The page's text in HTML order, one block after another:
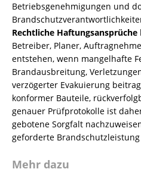
Betriebsgenehmigungen und
Rechtliche Haftungsansprüche
Betreiber, Planer,
entstehen, wenn mangelhafte
Brandausbreitung,
verzögerter Evakuierung
konformer Bauteile,
genauer Prüfprotokolle ist
gebotene Sorgfalt
geforderte
Mehr dazu